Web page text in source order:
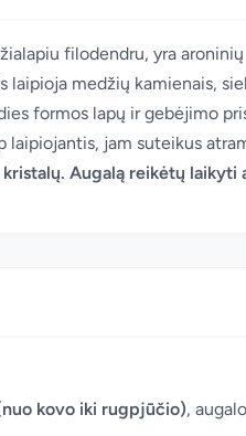
filodendru, yra
medžių kamienais,
formos lapų ir gebėjimo
laipiojantis, jam suteikus
Augalą reikėtų
kovo iki rugpjūčio),